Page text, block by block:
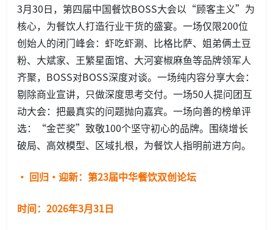
3月30日，第四届中国餐饮BOSS大会以“顾客主义”为
核心，为餐饮人打造行业干货的盛宴。一场仅限200位
创始人的闭门峰会：虾吃虾涮、比格比萨、姐弟俩土豆
粉、大斌家、王繁星面馆、大河宴椒麻鱼等品牌领军人
齐聚，BOSS对BOSS深度对谈。一场纯内容分享大会：
剔除商业宣讲，只做深度思考交付。一场50人提问团互
动大会：把最真实的问题抛向嘉宾。一场向善的榜单评
选：“金芒奖”致敬100个坚守初心的品牌。围绕增长
破局、高效模型、区域扎根，为餐饮人指明前进方向。
· 回归·迎新：第23届中华餐饮双创论坛
时间：2026年3月31日